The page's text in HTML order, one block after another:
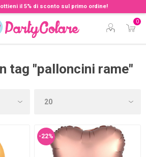
il 5% di sconto sul primo ordine!
0
tag "palloncini rame"
-22%